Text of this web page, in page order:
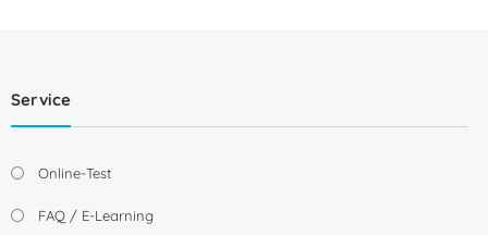
Service
Online-Test
FAQ / E-Learning